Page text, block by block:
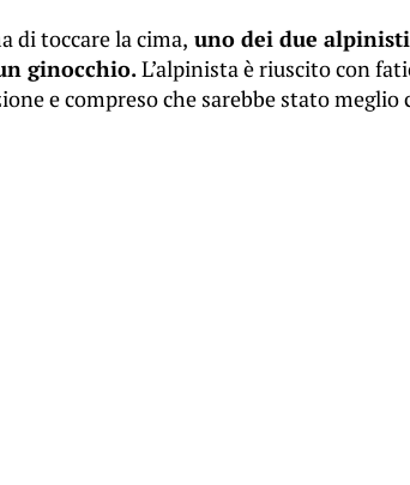
di toccare la cima, uno dei due
ginocchio.L’alpinista è riuscito con
e compreso che sarebbe stato meglio